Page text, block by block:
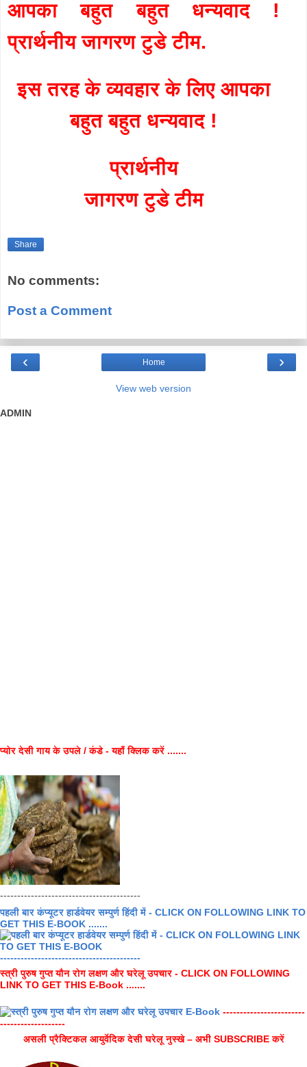
आपका बहुत बहुत धन्यवाद !
प्रार्थनीय जागरण टुडे टीम.
इस तरह के व्यवहार के लिए आपका
बहुत बहुत धन्यवाद !
प्रार्थनीय
जागरण टुडे टीम
Share
No comments:
Post a Comment
‹ ›
Home
View web version
ADMIN
प्योर देसी गाय के उपले / कंडे - यहाँ क्लिक करें .......
-----------------------------------------
पहली बार कंप्यूटर हार्डवेयर सम्पुर्ण हिंदी में - CLICK ON FOLLOWING LINK TO
GET THIS E-BOOK .......
-----------------------------------------
स्त्री पुरुष गुप्त यौन रोग लक्षण और घरेलू उपचार - CLICK ON FOLLOWING
LINK TO GET THIS E-Book .......
------------------------
-------------------
असली प्रैक्टिकल आयुर्वेदिक देसी घरेलू नुस्खे – अभी SUBSCRIBE करें